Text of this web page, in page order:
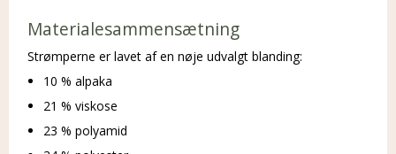
Materialesammensætning
Strømperne er lavet af en nøje udvalgt blanding:
10 % alpaka
21 % viskose
23 % polyamid